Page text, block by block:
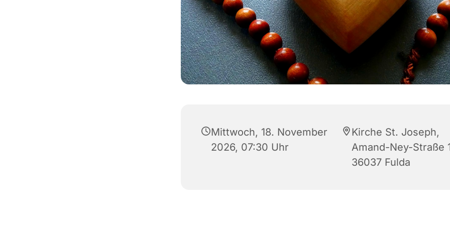
Mittwoch, 18. November
2026, 07:30 Uhr
Kirche St. Joseph,
Amand-Ney-Straße
36037 Fulda